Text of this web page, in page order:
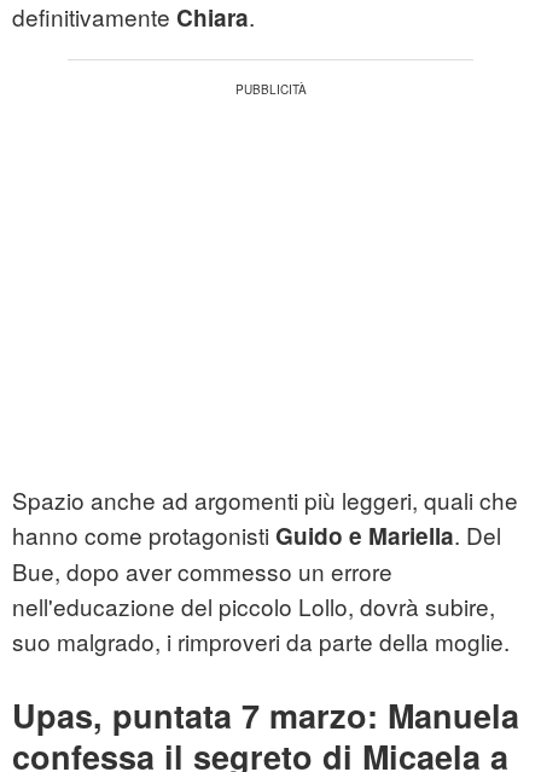
definitivamente Chiara.
Spazio anche ad argomenti più leggeri, quali che
hanno come protagonisti Guido e Mariella. Del
Bue, dopo aver commesso un errore
nell'educazione del piccolo Lollo, dovrà subire,
suo malgrado, i rimproveri da parte della moglie.
Upas, puntata 7 marzo: Manuela
confessa il segreto di Micaela a